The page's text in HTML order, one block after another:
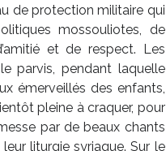
de protection militaire qui
mossouliotes, de
et de respect. Les
parvis, pendant laquelle
émerveillés des enfants,
pleine à craquer, pour
par de beaux chants
liturgie syriaque. Sur le